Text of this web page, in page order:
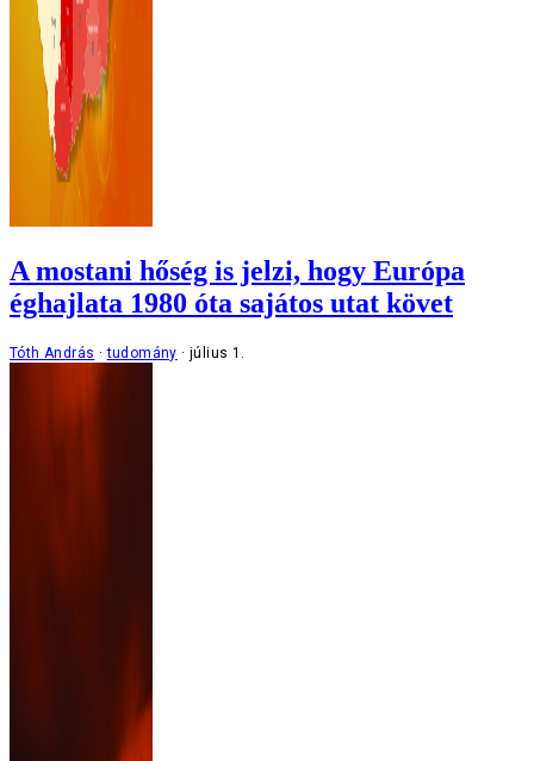
A mostani hőség is jelzi, hogy Európa
éghajlata 1980 óta sajátos utat követ
Tóth András tudomány július 1.